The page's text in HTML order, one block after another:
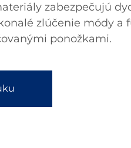
zabezpečujú
zlúčenie módy a
ponožkami.